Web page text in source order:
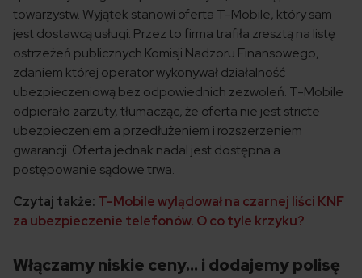
towarzystw. Wyjątek stanowi oferta T-Mobile, który sam
jest dostawcą usługi. Przez to firma trafiła zresztą na listę
ostrzeżeń publicznych Komisji Nadzoru Finansowego,
zdaniem której operator wykonywał działalność
ubezpieczeniową bez odpowiednich zezwoleń. T-Mobile
odpierało zarzuty, tłumacząc, że oferta nie jest stricte
ubezpieczeniem a przedłużeniem i rozszerzeniem
gwarancji. Oferta jednak nadal jest dostępna a
postępowanie sądowe trwa.
Czytaj także: T-Mobile wylądował na czarnej liści KNF
za ubezpieczenie telefonów. O co tyle krzyku?
Włączamy niskie ceny… i dodajemy polisę